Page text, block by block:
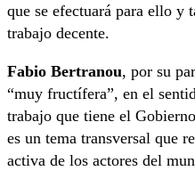
que se efectuará para ello y
trabajo decente.
Fabio Bertranou, por su
“muy fructífera”, en el
trabajo que tiene el
es un tema transversal que
activa de los actores del